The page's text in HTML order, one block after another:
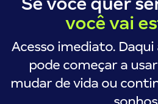
você vai
Acesso imediato.
pode começar a
mudar de vida ou